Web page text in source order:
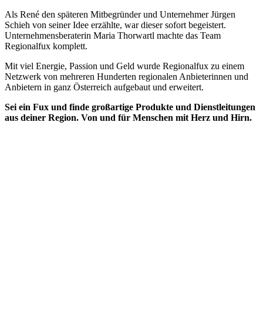
Als René den späteren Mitbegründer und Unternehmer Jürgen
Schieh von seiner Idee erzählte, war dieser sofort begeistert.
Unternehmensberaterin Maria Thorwartl machte das Team
Regionalfux komplett.
Mit viel Energie, Passion und Geld wurde Regionalfux zu einem
Netzwerk von mehreren Hunderten regionalen Anbieterinnen und
Anbietern in ganz Österreich aufgebaut und erweitert.
Sei ein Fux und finde großartige Produkte und Dienstleitungen
aus deiner Region. Von und für Menschen mit Herz und Hirn.